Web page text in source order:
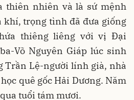
thiên nhiên và là sứ mệnh
khí, trọng tình đã đưa giống
thiêng liêng với vị Đại
Võ Nguyên Giáp lúc sinh
Trần Lệ-người lính già, nhà
quê gốc Hải Dương. Năm
tuổi tám mươi.